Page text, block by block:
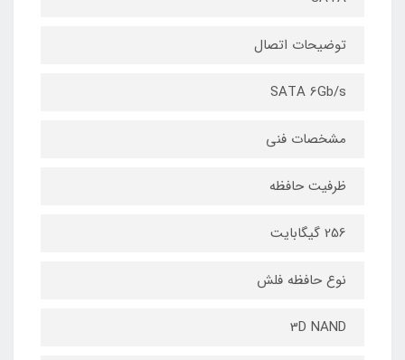
توضیحات اتصال
SATA 6Gb/s
مشخصات فنی
ظرفیت حافظه
256 گیگابایت
نوع حافظه فلش
3D NAND